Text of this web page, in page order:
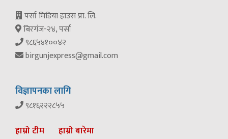
पर्सा मिडिया हाउस प्रा. लि.
बिरगंज-२४, पर्सा
९८६५४१००४२
birgunjexpress@gmail.com
विज्ञापनका लागि
९८१६२२२८५५
हाम्रो टीम हाम्रो बारेमा